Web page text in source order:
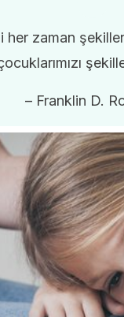
her zaman
– Franklin D.